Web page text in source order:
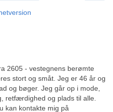
2605 - vestegnens berømte
stort og småt. Jeg er 46 år og
og bøger. Jeg går op i mode,
retfærdighed og plads til alle.
kan kontakte mig på